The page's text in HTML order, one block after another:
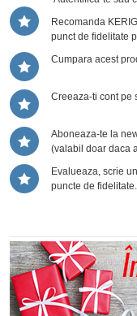
Recomanda
punct de fidelitate
Cumpara acest
Creeaza-ti cont pe
Aboneaza-te la
(valabil doar daca
Evalueaza, scrie
puncte de fidelitate.